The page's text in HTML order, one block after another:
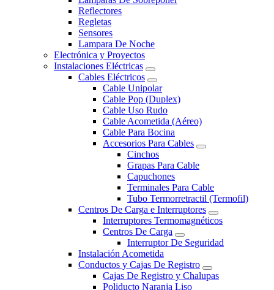
Reflectores
Regletas
Sensores
Lampara De Noche
Electrónica y Proyectos
Instalaciones Eléctricas
Cables Eléctricos
Cable Unipolar
Cable Pop (Duplex)
Cable Uso Rudo
Cable Acometida (Aéreo)
Cable Para Bocina
Accesorios Para Cables
Cinchos
Grapas Para Cable
Capuchones
Terminales Para Cable
Tubo Termorretractil (Termofil)
Centros De Carga e Interruptores
Interruptores Termomagnéticos
Centros De Carga
Interruptor De Seguridad
Instalación Acometida
Conductos y Cajas De Registro
Cajas De Registro y Chalupas
Poliducto Naranja Liso